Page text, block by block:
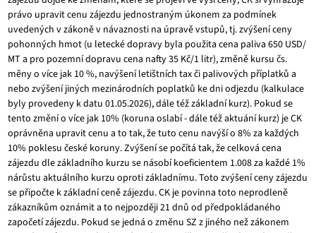
právo upravit cenu zájezdu jednostraným úkonem za podmínek
uvedených v zákoně v návaznosti na úpravě vstupů, tj. zvýšení ceny
pohonných hmot (u letecké dopravy byla použita cena paliva 650 USD/
MT a pro pozemní dopravu cena nafty 35 Kč/1 litr), změně kursu čs.
měny o více jak 10 %, navýšení letištních tax či palivových příplatků a
nebo zvýšení jiných mezinárodních poplatků ke dni odjezdu (kalkulace
byly provedeny k datu 01.05.2026), dále též základní kurz). Pokud se
tento změní o více jak 10% (koruna oslabí - dále též aktuání kurz) je CK
oprávněna upravit cenu a to tak, že tuto cenu navýší o 8% za každých
10% poklesu české koruny. Zvýšení se počítá tak, že celková cena
zájezdu dle základního kurzu se násobí koeficientem 1.008 za každé 1%
nárůstu aktuálního kurzu oproti základnímu. Toto zvýšení ceny zájezdu
se připočte k základní ceně zájezdu. CK je povinna toto neprodleně
zákazníkům oznámit a to nejpozději 21 dnů od předpokládaného
započetí zájezdu. Pokud se jedná o změnu SZ z jiného než zákonem